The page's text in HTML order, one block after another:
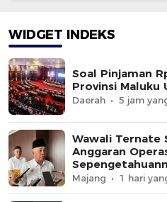
WIDGET INDEKS
Soal Pinjaman
Provinsi Maluku
Daerah 5 jam
Wawali Ternate
Anggaran
Majang 1 hari